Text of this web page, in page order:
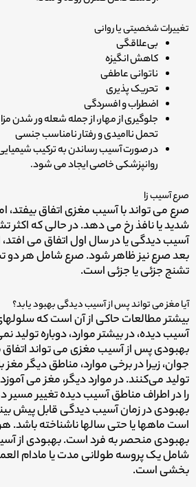
تغییرات شخصیتی یا روانی
بی‌علاقگی
کاهش انگیزه
ناتوانی عاطفی
تحریک پذیری
اضطراب و افسردگی
جلوگیری از مهار، از جمله شعله ور شدن
تحمل ناامیدی و رفتار نامناسب جنسی
در صورت آسیب رساندن به ترکیب شیمیایی
روانپزشکی خاصی ایجاد می شود.
صرع آسیب زا
صرع می تواند با آسیب مغزی اتفاق بیفتد،
شدید یا نافذ رخ می دهد. در حالی که اکثر
آسیب دیدگی یا در سال اول اتفاق می
بعد صرع نیز ظاهر شود. صرع شامل هر دو
تشنج جزئی یا جزئی است.
آیا مغز می تواند پس از آسیب دیدگی بهبود یابد؟
بیشتر مطالعات حاکی از آن است که
آسیب دیده، در بیشتر موارد، دوباره تولید
بهبودی پس از آسیب مغزی می تواند اتفاق
جوان، زیرا در برخی موارد، مناطق دیگر
تولید می‌کنند. در موارد دیگر، مغز می
را در اطراف مناطق آسیب دیده تغییر
بهبودی در زمان آسیب دیدگی قابل پیش
است ماهها یا حتی سالها ناشناخته باشد.
بهبودی منحصر به فرد است. بهبودی از
شامل یک پروسه طولانی مدت یا مادام
بخشی است.